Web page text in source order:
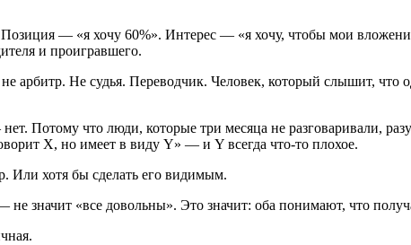
— «я хочу 60%». Интерес — «я хочу, чтобы мои
и проигравшего.
арбитр. Не судья. Переводчик. Человек, который слышит,
Потому что люди, которые три месяца не разговаривали,
X, но имеет в виду Y» — и Y всегда что-то плохое.
Или хотя бы сделать его видимым.
не значит «все довольны». Это значит: оба понимают, что